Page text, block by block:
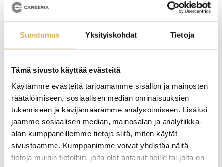
Suostumus Yksityiskohdat Tietoja
Tämä sivusto käyttää evästeitä
Käytämme evästeitä tarjoamamme sisällön ja mainosten
räätälöimiseen, sosiaalisen median ominaisuuksien
tukemiseen ja kävijämäärämme analysoimiseen. Lisäksi
jaamme sosiaalisen median, mainosalan ja analytiikka-
alan kumppaneillemme tietoja siitä, miten käytät
sivustoamme. Kumppanimme voivat yhdistää näitä
tietoja muihin tietoihin, joita olet antanut heille tai joita on
Haluatko tietää aiheesta lisää?
Käyttäytymistaloustieteestä (behavioral economics) on
on paljon saatavilla tieteellisinä julkaisuina ja muun
muassa blogiteksteinä ja opinnäytteinä.
Suomenkielinen kirjaAjattelu, hitaasti ja nopeasti
on yksi hyvä perusteos. Aihetta voi opiskella laajasti
YAMK-tutkinto-ohjelmassa Laureassa
https://www.laurea.fi/koulutus/liiketalous-ja-